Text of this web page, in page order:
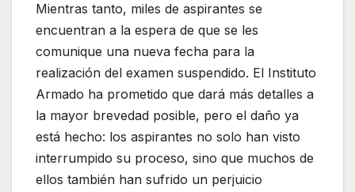
Mientras tanto, miles de aspirantes se
encuentran a la espera de que se les
comunique una nueva fecha para la
realización del examen suspendido. El Instituto
Armado ha prometido que dará más detalles a
la mayor brevedad posible, pero el daño ya
está hecho: los aspirantes no solo han visto
interrumpido su proceso, sino que muchos de
ellos también han sufrido un perjuicio